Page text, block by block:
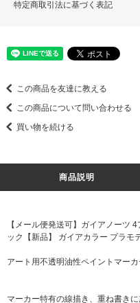
特定商取引法に基づく表記
この商品を友達に教える
この商品について問い合わせる
買い物を続ける
商品説明
【メール便発送可】ガイアノーツ
ック【新品】 ガイアカラー プラモ
アート用不透明油性ペイントマーカ
マーカー特有の線描き、重ね書き